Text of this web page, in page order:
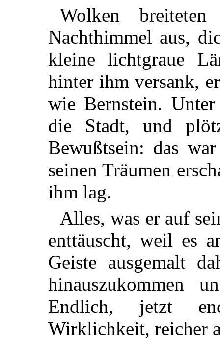
Wolken
Nachthimmel aus,
kleine lichtgraue
hinter ihm versank,
wie Bernstein.
die Stadt, und
Bewußtsein: das
seinen Träumen
ihm lag.
Alles, was er auf
enttäuscht, weil es
Geiste ausgemalt
hinauszukommen
Endlich, jetzt
Wirklichkeit, reicher